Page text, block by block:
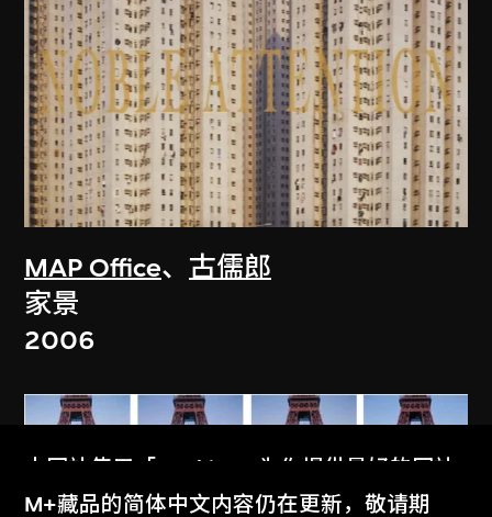
MAP Office、 古儒郎
家景
2006
本网站使用「Cookies」为你提供最好的网站
体验。
M+藏品的简体中文内容仍在更新，敬请期